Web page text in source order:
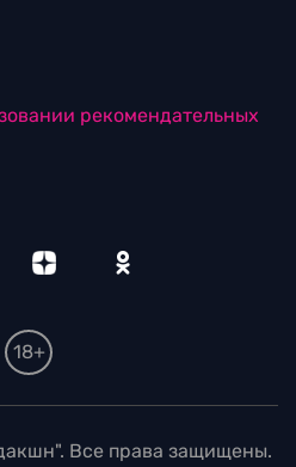
рекомендательных
18+
Все права защищены.